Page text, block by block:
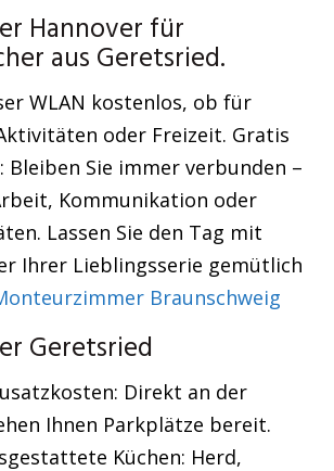
Hannover für
aus Geretsried.
WLAN kostenlos, ob für
oder Freizeit. Gratis
Bleiben Sie immer verbunden –
Kommunikation oder
Lassen Sie den Tag mit
Ihrer Lieblingsserie gemütlich
Braunschweig
Geretsried
Direkt an der
Ihnen Parkplätze bereit.
Küchen: Herd,